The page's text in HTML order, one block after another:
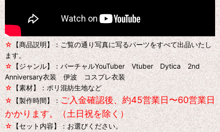
☆【商品説明】：ご覧の通り写真に写るパーツをすべて出品いたし
ます。
☆【ジャンル】：バーチャルYouTuber Vtuber Dytica 2nd
Anniversary衣装 伊波 コスプレ衣装
☆【素材】：ポリ混紡生地など
☆【製作時間】：ご入金確認後、約45営業日〜60営業日
かかります。（土日祝を除く）
☆【セット内容】：お選びください。